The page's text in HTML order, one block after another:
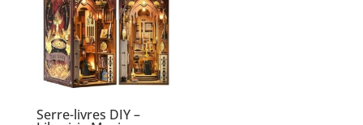
Serre-livres DIY –